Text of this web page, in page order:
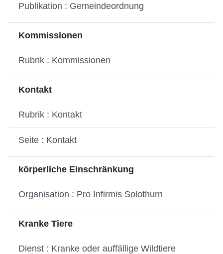
Publikation : Gemeindeordnung
Kommissionen
Rubrik : Kommissionen
Kontakt
Rubrik : Kontakt
Seite : Kontakt
körperliche Einschränkung
Organisation : Pro Infirmis Solothurn
Kranke Tiere
Dienst : Kranke oder auffällige Wildtiere